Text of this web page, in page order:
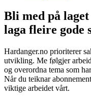
Bli med på
laga fleire gode
Hardanger.no prioriterer
utvikling. Me følgjer
og overordna tema som
Når du teiknar
viktige arbeidet vårt.